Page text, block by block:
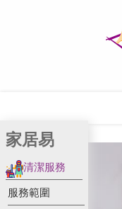
家居易
清潔服務
服務範圍